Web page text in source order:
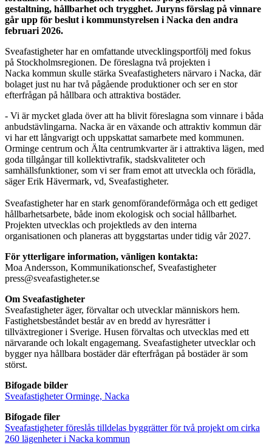
gestaltning, hållbarhet och trygghet. Juryns förslag på vinnare
går upp för beslut i kommunstyrelsen i Nacka den andra
februari 2026.
Sveafastigheter har en omfattande utvecklingsportfölj med fokus
på Stockholmsregionen. De föreslagna två projekten i
Nacka kommun skulle stärka Sveafastigheters närvaro i Nacka, där
bolaget just nu har två pågående produktioner och ser en stor
efterfrågan på hållbara och attraktiva bostäder.
- Vi är mycket glada över att ha blivit föreslagna som vinnare i båda
anbudstävlingarna. Nacka är en växande och attraktiv kommun där
vi har ett långvarigt och uppskattat samarbete med kommunen.
Orminge centrum och Älta centrumkvarter är i attraktiva lägen, med
goda tillgångar till kollektivtrafik, stadskvaliteter och
samhällsfunktioner, som vi ser fram emot att utveckla och förädla,
säger Erik Hävermark, vd, Sveafastigheter.
Sveafastigheter har en stark genomförandeförmåga och ett gediget
hållbarhetsarbete, både inom ekologisk och social hållbarhet.
Projekten utvecklas och projektleds av den interna
organisationen och planeras att byggstartas under tidig vår 2027.
För ytterligare information, vänligen kontakta:
Moa Andersson, Kommunikationschef, Sveafastigheter
press@sveafastigheter.se
Om Sveafastigheter
Sveafastigheter äger, förvaltar och utvecklar människors hem.
Fastighetsbeståndet består av en bredd av hyresrätter i
tillväxtregioner i Sverige. Husen förvaltas och utvecklas med ett
närvarande och lokalt engagemang. Sveafastigheter utvecklar och
bygger nya hållbara bostäder där efterfrågan på bostäder är som
störst.
Bifogade bilder
Sveafastigheter Orminge, Nacka
Bifogade filer
Sveafastigheter föreslås tilldelas byggrätter för två projekt om cirka
260 lägenheter i Nacka kommun